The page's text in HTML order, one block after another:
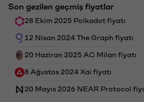
Son gezilen geçmiş fiyatlar
28 Ekim 2025 Polkadot fiyatı
12 Nisan 2024 The Graph fiyatı
20 Haziran 2025 AC Milan fiyatı
8 Ağustos 2024 Xai fiyatı
20 Mayıs 2026 NEAR Protocol